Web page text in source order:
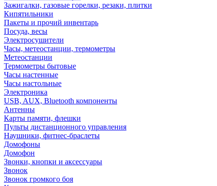
Зажигалки, газовые горелки, резаки, плитки
Кипятильники
Пакеты и прочий инвентарь
Посуда, весы
Электросушители
Часы, метеостанции, термометры
Метеостанции
Термометры бытовые
Часы настенные
Часы настольные
Электроника
USB, AUX, Bluetooth компоненты
Антенны
Карты памяти, флешки
Пульты дистанционного управления
Наушники, фитнес-браслеты
Домофоны
Домофон
Звонки, кнопки и аксессуары
Звонок
Звонок громкого боя